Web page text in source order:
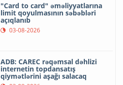
"Card to card" əməliyyatlarına
limit qoyulmasının səbəbləri
açıqlanıb
03-08-2026
ADB: CAREC rəqəmsal dəhlizi
internetin topdansatış
qiymətlərini aşağı salacaq